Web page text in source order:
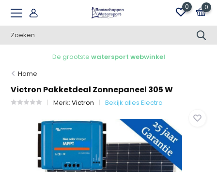
0 0
De grootstewatersport webwinkel
Home
Victron Pakketdeal Zonnepaneel 305 W
Merk:Victron Bekijk alles Electra